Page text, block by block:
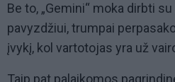
Be to, „Gemini“ moka dirbti
pavyzdžiui, trumpai
įvykį, kol vartotojas yra už